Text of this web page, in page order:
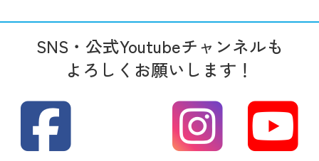
SNS・公式Youtubeチャンネルも
よろしくお願いします！